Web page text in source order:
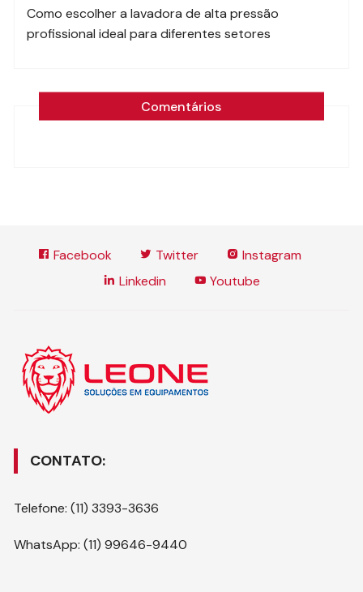
Como escolher a lavadora de alta pressão
profissional ideal para diferentes setores
Comentários
Facebook Twitter
Instagram
Linkedin
Youtube
CONTATO:
Telefone: (11) 3393-3636
WhatsApp: (11) 99646-9440